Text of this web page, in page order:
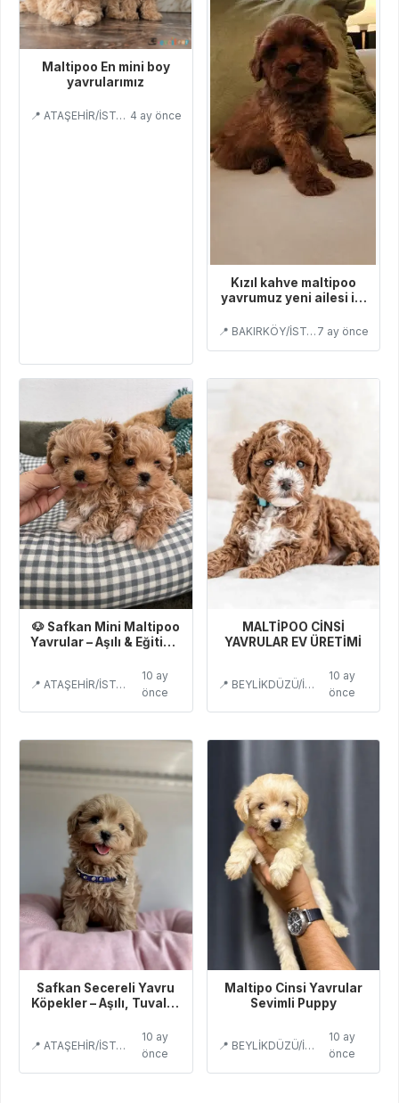
Maltipoo En mini boy
yavrularımız
📍 ATAŞEHİR/İSTANBUL 4 ay önce
Kızıl kahve maltipoo
yavrumuz yeni ailesi ile
📍 BAKIRKÖY/İSTANBUL 7 ay önce
🐶 Safkan Mini Maltipoo
Yavrular – Aşılı & Eğitimli
📍 ATAŞEHİR/İSTANBUL
10 ay
önce
MALTİPOO CİNSİ
YAVRULAR EV ÜRETİMİ
📍 BEYLİKDÜZÜ/İSTANBUL
10 ay
önce
Safkan Secereli Yavru
Köpekler – Aşılı, Tuvalet
📍 ATAŞEHİR/İSTANBUL
10 ay
önce
Maltipo Cinsi Yavrular
Sevimli Puppy
📍 BEYLİKDÜZÜ/İSTANBUL
10 ay
önce